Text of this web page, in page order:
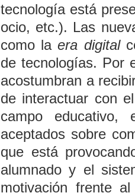
tecnología está
ocio, etc.). Las
como laera digital
de tecnologías. Por
acostumbran a
de interactuar con
campo educativo,
aceptados sobre
que está
alumnado y el
motivación frente